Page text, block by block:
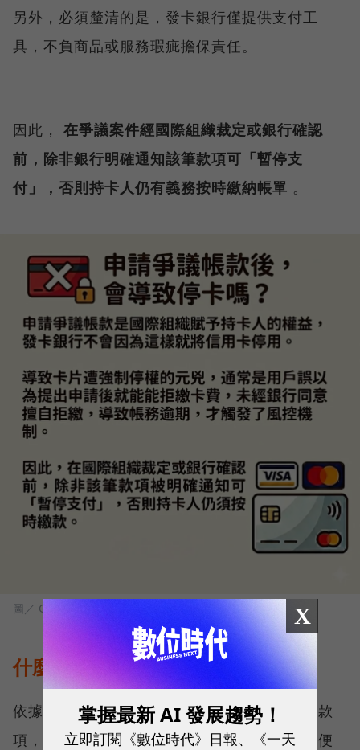
另外，必須釐清的是，發卡銀行僅提供支付工
具，不負商品或服務瑕疵擔保責任。
因此， 在爭議案件經國際組織裁定或銀行確認
前，除非銀行明確通知該筆款項可「暫停支
付」，否則持卡人仍有義務按時繳納帳單 。
圖／ Gemini生成
什麼情況下會真的被停卡？
依據契約條款，若持卡人「連續二期」所繳付款
項，未達發卡機構規定的最低應繳金額，銀行便
X
掌握最新 AI 發展趨勢！
立即訂閱《數位時代》日報、《一天